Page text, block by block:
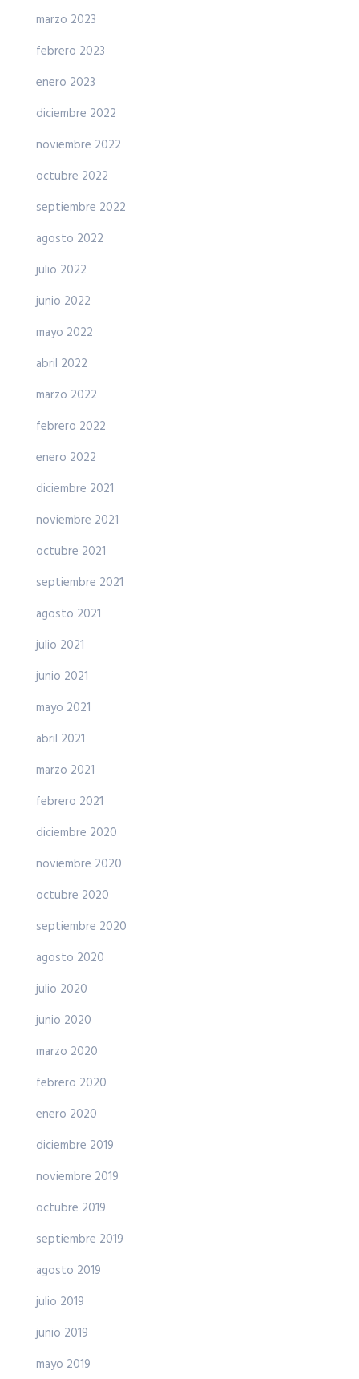
marzo 2023
febrero 2023
enero 2023
diciembre 2022
noviembre 2022
octubre 2022
septiembre 2022
agosto 2022
julio 2022
junio 2022
mayo 2022
abril 2022
marzo 2022
febrero 2022
enero 2022
diciembre 2021
noviembre 2021
octubre 2021
septiembre 2021
agosto 2021
julio 2021
junio 2021
mayo 2021
abril 2021
marzo 2021
febrero 2021
diciembre 2020
noviembre 2020
octubre 2020
septiembre 2020
agosto 2020
julio 2020
junio 2020
marzo 2020
febrero 2020
enero 2020
diciembre 2019
noviembre 2019
octubre 2019
septiembre 2019
agosto 2019
julio 2019
junio 2019
mayo 2019